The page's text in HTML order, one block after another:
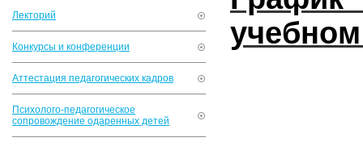
Лекторий
Конкурсы и конференции
Аттестация педагогических кадров
Психолого-педагогическое
сопровождение одаренных детей